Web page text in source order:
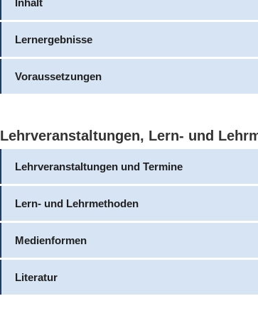
Lernergebnisse
Voraussetzungen
Lehrveranstaltungen, Lern- und
Lehrveranstaltungen und Termine
Lern- und Lehrmethoden
Medienformen
Literatur